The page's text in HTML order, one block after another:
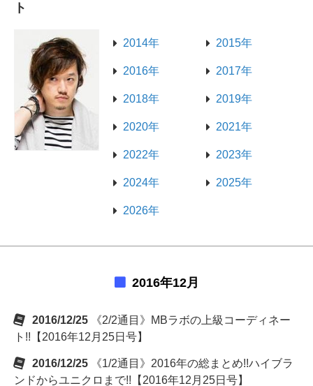
ト
2014年 2015年
2016年 2017年
2018年 2019年
2020年 2021年
2022年 2023年
2024年 2025年
2026年
2016年12月
2016/12/25
《2/2通目》MBラボの上級コーディネー
ト!!【2016年12月25日号】
2016/12/25
《1/2通目》2016年の総まとめ!!ハイブラ
ンドからユニクロまで!!【2016年12月25日号】